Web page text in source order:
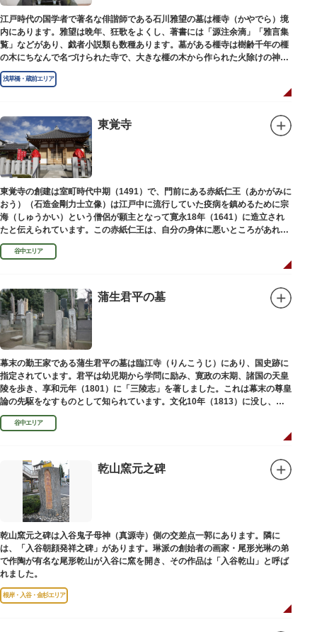
江戸時代の国学者で著名な俳諧師である石川雅望の墓は榧寺（かやでら）境
内にあります。雅望は晩年、狂歌をよくし、著書には「源注余滴」「雅言集
覧」などがあり、戯者小説類も数種あります。墓がある榧寺は樹齢千年の榧
の木にちなんで名づけられた寺で、大きな榧の木から作られた火除けの神、
秋葉権現で知られています。
浅草橋・蔵前エリア
東覚寺
東覚寺の創建は室町時代中期（1491）で、門前にある赤紙仁王（あかがみに
おう）（石造金剛力士立像）は江戸中に流行していた疫病を鎮めるために宗
海（しゅうかい）という僧侶が願主となって寛永18年（1641）に造立され
たと伝えられています。この赤紙仁王は、自分の身体に悪いところがあれ
ば、仁王像の同じところに赤紙を貼ると病気が治ると信仰されています。
谷中エリア
蒲生君平の墓
幕末の勤王家である蒲生君平の墓は臨江寺（りんこうじ）にあり、国史跡に
指定されています。君平は幼児期から学問に励み、寛政の末期、諸国の天皇
陵を歩き、享和元年（1801）に「三陵志」を著しました。これは幕末の尊皇
論の先駆をなすものとして知られています。文化10年（1813）に没し、高
山彦三郎や林子平と共に「寛政三奇人」の一人にあげられています。
谷中エリア
乾山窯元之碑
乾山窯元之碑は入谷鬼子母神（真源寺）側の交差点一郭にあります。隣に
は、「入谷朝顔発祥之碑」があります。琳派の創始者の画家・尾形光琳の弟
で作陶が有名な尾形乾山が入谷に窯を開き、その作品は「入谷乾山」と呼ば
れました。
根岸・入谷・金杉エリア